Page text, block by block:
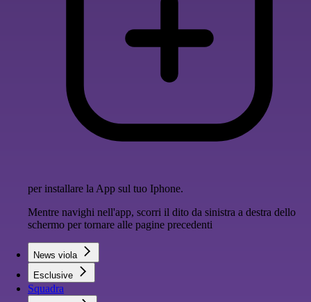
per installare la App sul tuo Iphone.
Mentre navighi nell'app, scorri il dito da sinistra a destra dello
schermo per tornare alle pagine precedenti
News viola
Esclusive
Squadra